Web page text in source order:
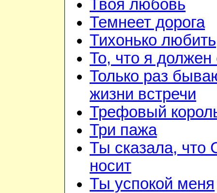
Твоя любовь
Темнеет дорога
Тихонько любить
То, что я должен
Только раз
жизни встречи
Трефовый
Три пажа
Ты сказала, что
носит
Ты успокой меня